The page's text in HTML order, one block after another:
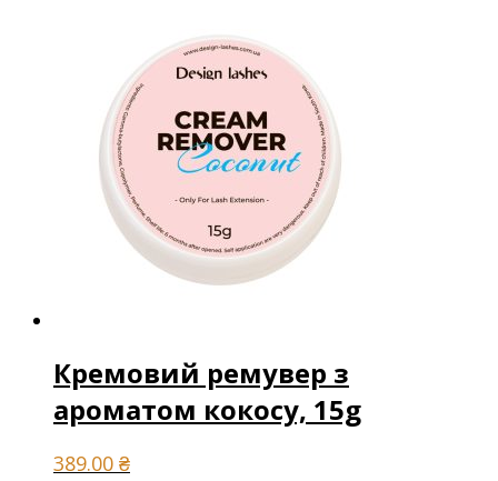
Кремовий ремувер з
ароматом кокосу, 15g
389.00 ₴